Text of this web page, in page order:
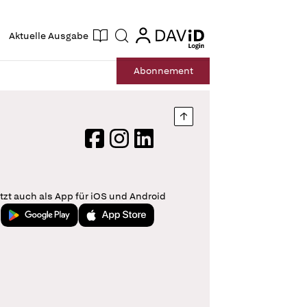
Aktuelle Ausgabe Suche login
login
Abonnement
Nach oben springen
FacebookInstagram
LinkedIn
auch als App für iOS und Android
Jetzt bei Google PlayLaden im App Store